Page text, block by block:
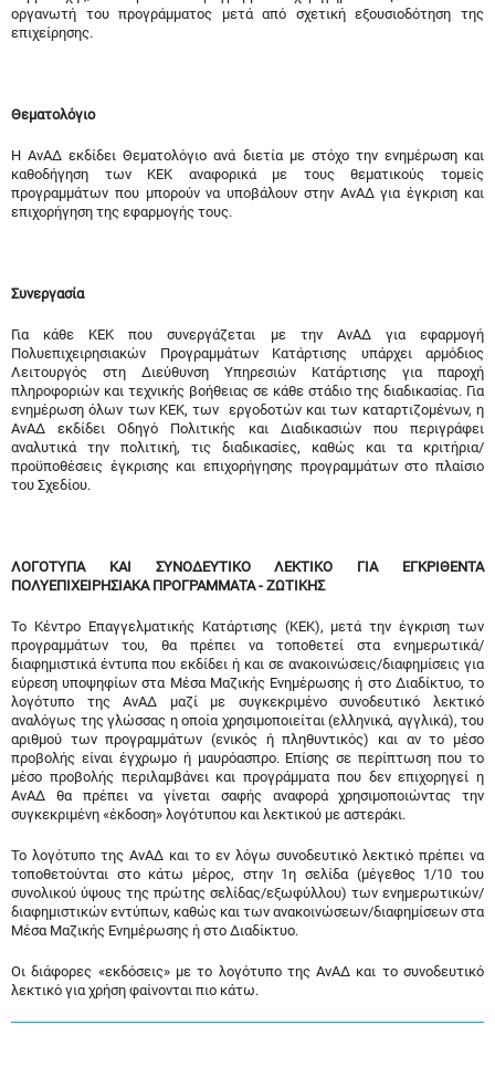
οργανωτή του προγράμματος μετά από σχετική εξουσιοδότηση της
επιχείρησης.
Θεματολόγιο
Η ΑνΑΔ εκδίδει Θεματολόγιο ανά διετία με στόχο την ενημέρωση και
καθοδήγηση των ΚΕΚ αναφορικά με τους θεματικούς τομείς
προγραμμάτων που μπορούν να υποβάλουν στην ΑνΑΔ για έγκριση και
επιχορήγηση της εφαρμογής τους.
Συνεργασία
Για κάθε ΚΕΚ που συνεργάζεται με την ΑνΑΔ για εφαρμογή
Πολυεπιχειρησιακών Προγραμμάτων Κατάρτισης υπάρχει αρμόδιος
Λειτουργός στη Διεύθυνση Υπηρεσιών Κατάρτισης για παροχή
πληροφοριών και τεχνικής βοήθειας σε κάθε στάδιο της διαδικασίας. Για
ενημέρωση όλων των ΚΕΚ, των εργοδοτών και των καταρτιζομένων, η
ΑνΑΔ εκδίδει Οδηγό Πολιτικής και Διαδικασιών που περιγράφει
αναλυτικά την πολιτική, τις διαδικασίες, καθώς και τα κριτήρια/
προϋποθέσεις έγκρισης και επιχορήγησης προγραμμάτων στο πλαίσιο
του Σχεδίου.
ΛΟΓΟΤΥΠΑ ΚΑΙ ΣΥΝΟΔΕΥΤΙΚΟ ΛΕΚΤΙΚΟ ΓΙΑ ΕΓΚΡΙΘΕΝΤΑ
ΠΟΛΥΕΠΙΧΕΙΡΗΣΙΑΚΑ ΠΡΟΓΡΑΜΜΑΤΑ - ΖΩΤΙΚΗΣ
Το Κέντρο Επαγγελματικής Κατάρτισης (ΚΕΚ), μετά την έγκριση των
προγραμμάτων του, θα πρέπει να τοποθετεί στα ενημερωτικά/
διαφημιστικά έντυπα που εκδίδει ή και σε ανακοινώσεις/διαφημίσεις για
εύρεση υποψηφίων στα Μέσα Μαζικής Ενημέρωσης ή στο Διαδίκτυο, το
λογότυπο της ΑνΑΔ μαζί με συγκεκριμένο συνοδευτικό λεκτικό
αναλόγως της γλώσσας η οποία χρησιμοποιείται (ελληνικά, αγγλικά), του
αριθμού των προγραμμάτων (ενικός ή πληθυντικός) και αν το μέσο
προβολής είναι έγχρωμο ή μαυρόασπρο. Επίσης σε περίπτωση που το
μέσο προβολής περιλαμβάνει και προγράμματα που δεν επιχορηγεί η
ΑνΑΔ θα πρέπει να γίνεται σαφής αναφορά χρησιμοποιώντας την
συγκεκριμένη «έκδοση» λογότυπου και λεκτικού με αστεράκι.
Το λογότυπο της ΑνΑΔ και το εν λόγω συνοδευτικό λεκτικό πρέπει να
τοποθετούνται στο κάτω μέρος, στην 1η σελίδα (μέγεθος 1/10 του
συνολικού ύψους της πρώτης σελίδας/εξωφύλλου) των ενημερωτικών/
διαφημιστικών εντύπων, καθώς και των ανακοινώσεων/διαφημίσεων στα
Μέσα Μαζικής Ενημέρωσης ή στο Διαδίκτυο.
Οι διάφορες «εκδόσεις» με το λογότυπο της ΑνΑΔ και το συνοδευτικό
λεκτικό για χρήση φαίνονται πιο κάτω.